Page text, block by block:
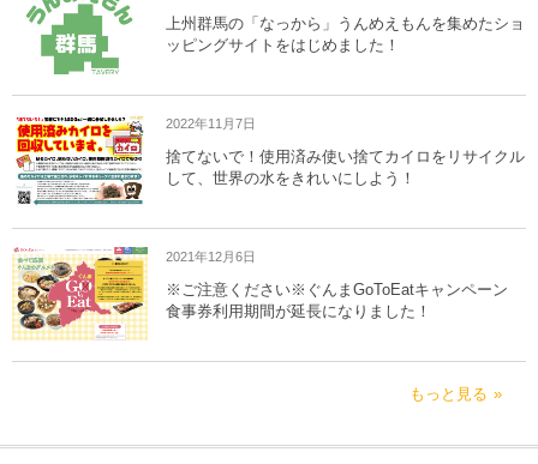
上州群馬の「なっから」うんめえもんを集めたショ
ッピングサイトをはじめました！
2022年11月7日
捨てないで！使用済み使い捨てカイロをリサイクル
して、世界の水をきれいにしよう！
2021年12月6日
※ご注意ください※ぐんまGoToEatキャンペーン
食事券利用期間が延長になりました！
もっと見る